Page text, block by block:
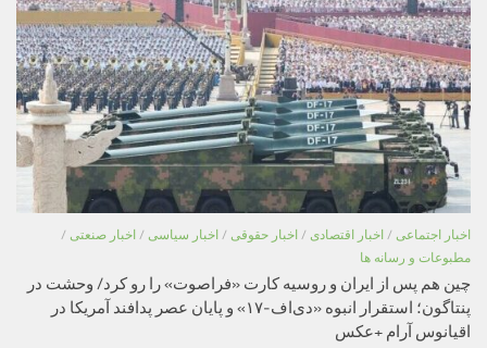
اخبار اجتماعی / اخبار اقتصادی / اخبار حقوقی / اخبار سیاسی / اخبار صنعتی /
مطبوعات و رسانه ها
چین هم پس از ایران و روسیه کارت «فراصوت» را رو کرد/ وحشت در
پنتاگون؛ استقرار انبوه «دی‌اف‑۱۷» و پایان عصر پدافند آمریکا در
اقیانوس آرام +عکس